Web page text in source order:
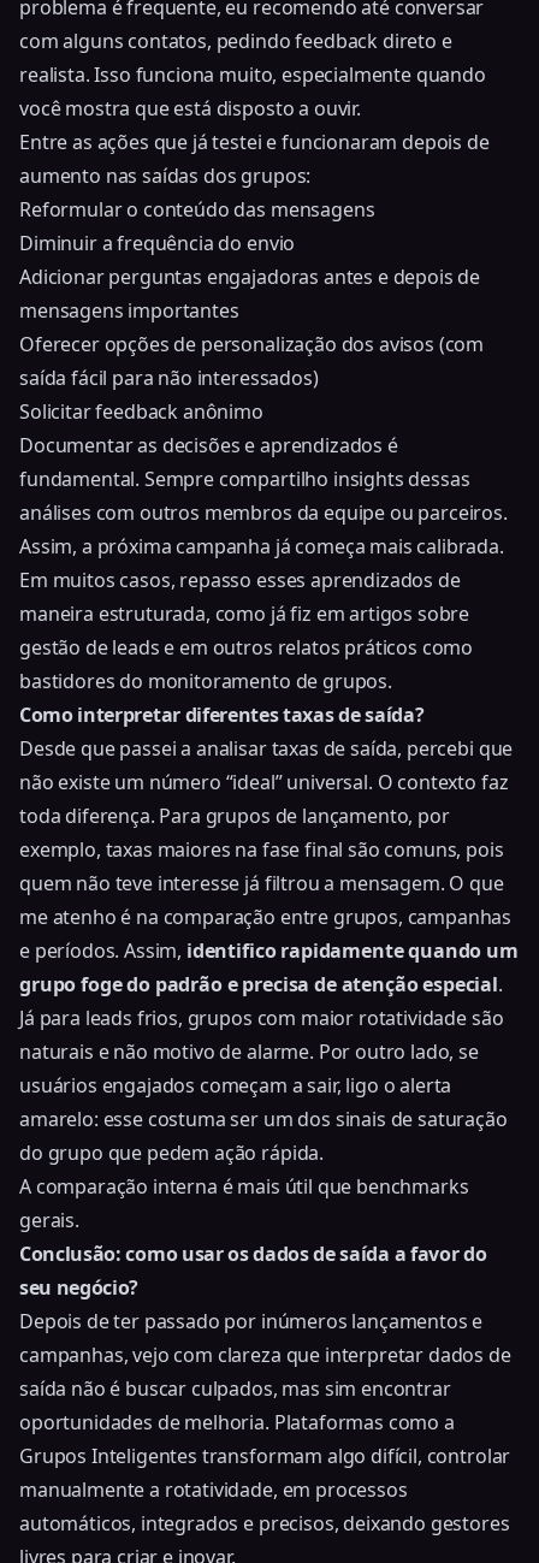
problema é frequente, eu recomendo até conversar
com alguns contatos, pedindo feedback direto e
realista. Isso funciona muito, especialmente quando
você mostra que está disposto a ouvir.
Entre as ações que já testei e funcionaram depois de
aumento nas saídas dos grupos:
Reformular o conteúdo das mensagens
Diminuir a frequência do envio
Adicionar perguntas engajadoras antes e depois de
mensagens importantes
Oferecer opções de personalização dos avisos (com
saída fácil para não interessados)
Solicitar feedback anônimo
Documentar as decisões e aprendizados é
fundamental. Sempre compartilho insights dessas
análises com outros membros da equipe ou parceiros.
Assim, a próxima campanha já começa mais calibrada.
Em muitos casos, repasso esses aprendizados de
maneira estruturada, como já fiz emartigos sobre
gestão de leads e em outros relatos práticos como
bastidores do monitoramento de grupos.
Como interpretar diferentes taxas de saída?
Desde que passei a analisar taxas de saída, percebi que
não existe um número “ideal” universal. O contexto faz
toda diferença. Para grupos de lançamento, por
exemplo, taxas maiores na fase final são comuns, pois
quem não teve interesse já filtrou a mensagem. O que
me atenho é na comparação entre grupos, campanhas
e períodos. Assim, identifico rapidamente quando um
grupo foge do padrão e precisa de atenção especial.
Já para leads frios, grupos com maior rotatividade são
naturais e não motivo de alarme. Por outro lado, se
usuários engajados começam a sair, ligo o alerta
amarelo: esse costuma ser um dos sinais de saturação
do grupo que pedem ação rápida.
A comparação interna é mais útil que benchmarks
gerais.
Conclusão: como usar os dados de saída a favor do
seu negócio?
Depois de ter passado por inúmeros lançamentos e
campanhas, vejo com clareza que interpretar dados de
saída não é buscar culpados, mas sim encontrar
oportunidades de melhoria. Plataformas como a
Grupos Inteligentes transformam algo difícil, controlar
manualmente a rotatividade, em processos
automáticos, integrados e precisos, deixando gestores
livres para criar e inovar.